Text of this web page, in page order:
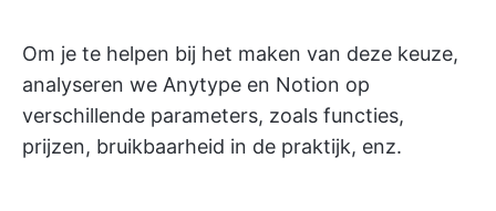
Om je te helpen bij het maken van deze keuze,
analyseren we Anytype en Notion op
verschillende parameters, zoals functies,
prijzen, bruikbaarheid in de praktijk, enz.